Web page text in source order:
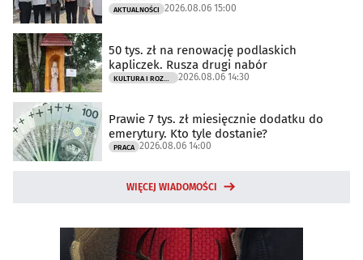
AKTUALNOŚCI 2026.08.06 15:00
50 tys. zł na renowację podlaskich
kapliczek. Rusza drugi nabór
2026.08.06 14:30
Prawie 7 tys. zł miesięcznie dodatku do
emerytury. Kto tyle dostanie?
PRACA 2026.08.06 14:00
WIĘCEJ WIADOMOŚCI